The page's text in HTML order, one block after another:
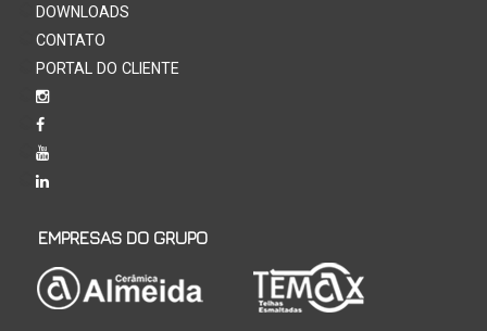
DOWNLOADS
CONTATO
PORTAL DO CLIENTE
EMPRESAS DO GRUPO